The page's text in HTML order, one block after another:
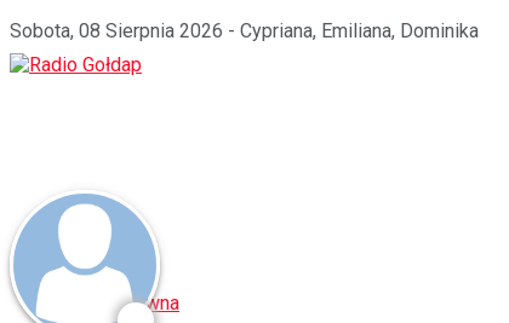
Sobota, 08 Sierpnia 2026 - Cypriana, Emiliana, Dominika
Strona Główna